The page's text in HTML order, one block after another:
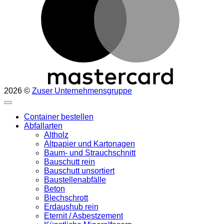
2026 © Zuser Unternehmensgruppe
Container bestellen
Abfallarten
Altholz
Altpapier und Kartonagen
Baum- und Strauchschnitt
Bauschutt rein
Bauschutt unsortiert
Baustellenabfälle
Beton
Blechschrott
Erdaushub rein
Eternit / Asbestzement